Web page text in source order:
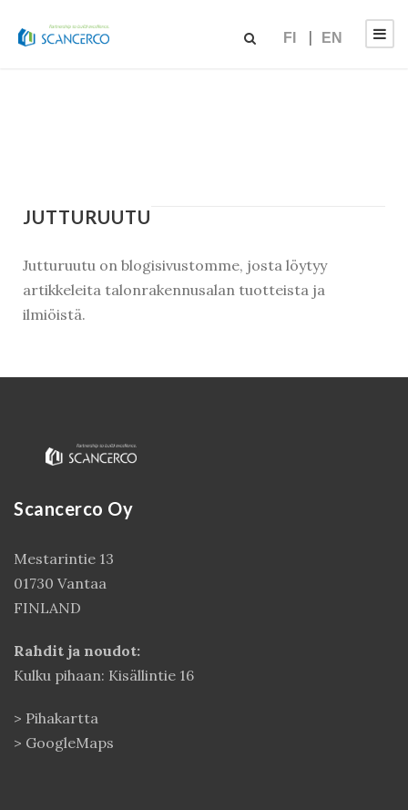
FI EN
JUTTURUUTU
Jutturuutu on blogisivustomme, josta löytyy
artikkeleita talonrakennusalan tuotteista ja
ilmiöistä.
Scancerco Oy
Mestarintie 13
01730 Vantaa
FINLAND
Rahdit ja noudot:
Kulku pihaan: Kisällintie 16
> Pihakartta
> GoogleMaps